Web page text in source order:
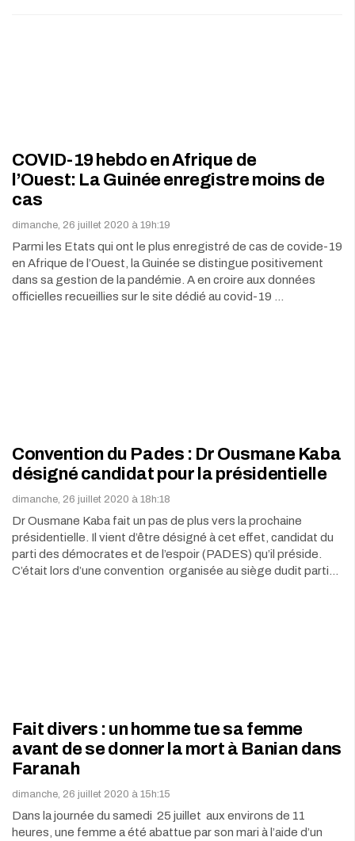
COVID-19 hebdo en Afrique de
l’Ouest: La Guinée enregistre moins de
cas
dimanche, 26 juillet 2020 à 19h:19
Parmi les Etats qui ont le plus enregistré de cas de covide-19
en Afrique de l’Ouest, la Guinée se distingue positivement
dans sa gestion de la pandémie. A en croire aux données
officielles recueillies sur le site dédié au covid-19 …
Convention du Pades : Dr Ousmane Kaba
désigné candidat pour la présidentielle
dimanche, 26 juillet 2020 à 18h:18
Dr Ousmane Kaba fait un pas de plus vers la prochaine
présidentielle. Il vient d’être désigné à cet effet, candidat du
parti des démocrates et de l’espoir (PADES) qu’il préside.
C’était lors d’une convention organisée au siège dudit parti…
Fait divers : un homme tue sa femme
avant de se donner la mort à Banian dans
Faranah
dimanche, 26 juillet 2020 à 15h:15
Dans la journée du samedi 25 juillet aux environs de 11
heures, une femme a été abattue par son mari à l’aide d’un